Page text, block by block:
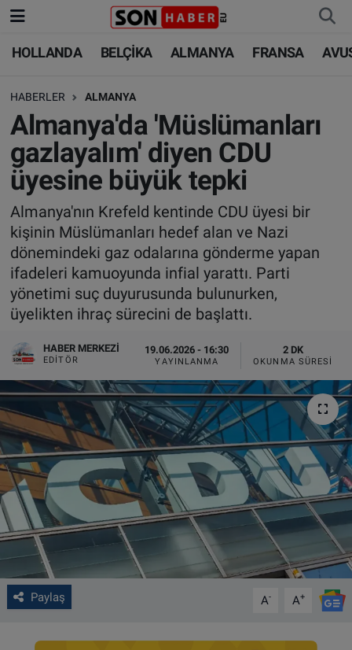
HOLLANDA BELÇİKA ALMANYA FRANSA
HABERLER ALMANYA
Almanya'da 'Müslümanları
gazlayalım' diyen CDU
üyesine büyük tepki
Almanya'nın Krefeld kentinde CDU üyesi bir
kişinin Müslümanları hedef alan ve Nazi
dönemindeki gaz odalarına gönderme yapan
ifadeleri kamuoyunda infial yarattı. Parti
yönetimi suç duyurusunda bulunurken,
üyelikten ihraç sürecini de başlattı.
HABER MERKEZI
EDITÖR
19.06.2026 - 16:30
YAYINLANMA
2 DK
OKUNMA SÜRESI
Paylaş A- A+
HOLLANDA
BELÇİKA
ALMANYA
FRANSA
AVUSTURYA
SAĞLIK - YAŞAM
BİLİM-TEKNOLOJİ
HOLLANDA
BELÇİKA
ALMANYA
TÜRKİYE
DÜNYA
BİLİM-TEKNOLOJİ
SAĞLIK
FOTO GALERİ
VIDEO GALERİ
ALGEMENE VOORWAARDEN
CONTACT
Çerez Politikası
Nöbetçi Eczaneler
Hava Durumu
Trafik Durumu
Süper Lig Puan Durumu ve Fikstür
Tüm Manşetler
Son Dakika Haberleri
Haber Arşivi